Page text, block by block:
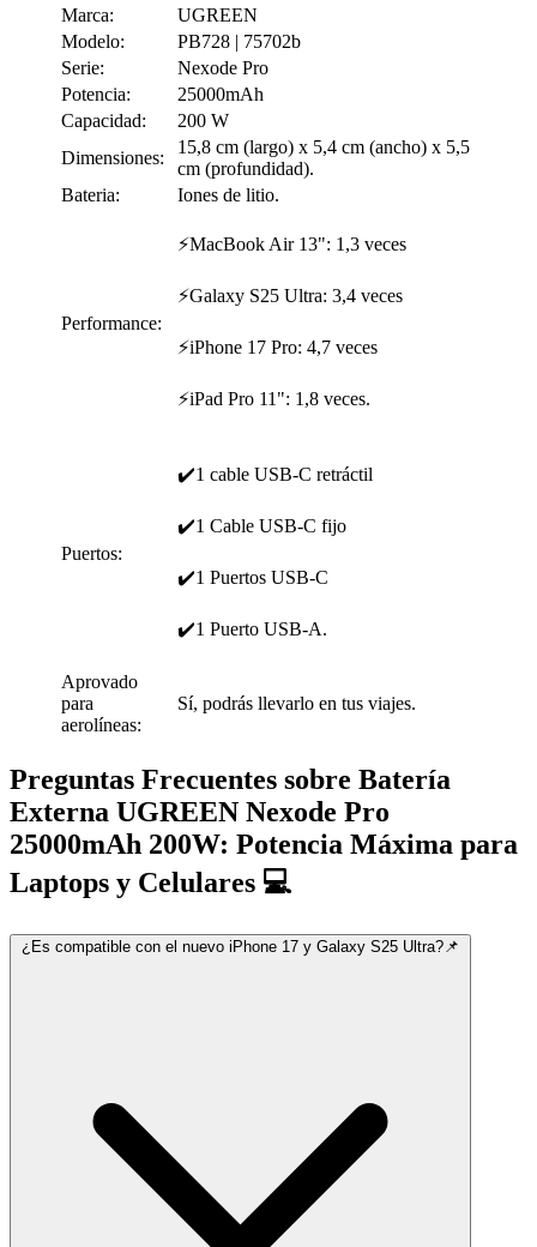
Marca:
UGREEN
Modelo:
PB728 | 75702b
Serie:
Nexode Pro
Potencia:
25000mAh
Capacidad:
200 W
Dimensiones:
15,8 cm (largo) x 5,4 cm (ancho) x 5,5
cm (profundidad).
Bateria:
Iones de litio.
Performance:
​⚡MacBook Air 13": 1,3 veces
​⚡Galaxy S25 Ultra: 3,4 veces
​⚡iPhone 17 Pro: 4,7 veces
​⚡iPad Pro 11": 1,8 veces.
Puertos:
✔️1 cable USB-C retráctil
✔️1 Cable USB-C fijo
✔️1 Puertos USB-C
✔️1 Puerto USB-A.
Aprovado
para
aerolíneas:
Sí, podrás llevarlo en tus viajes.
Preguntas Frecuentes sobre Batería
Externa UGREEN Nexode Pro
25000mAh 200W: Potencia Máxima para
Laptops y Celulares 💻
¿Es compatible con el nuevo iPhone 17 y Galaxy S25 Ultra?📌